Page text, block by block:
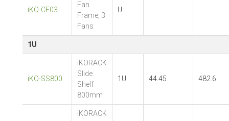
iKO-CF03
Fan
Frame, 3
Fans
U
1U
iKO-SS800
iKORACK
Slide
Shelf
800mm
1U 44.45 482.6
iKORACK